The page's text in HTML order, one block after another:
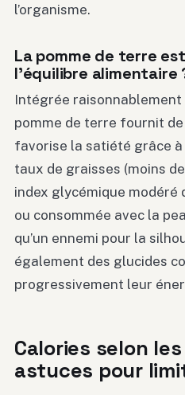
l’organisme.
La pomme de terre
l’équilibre alimentaire
Intégrée raisonnablement
pomme de terre fournit de
favorise la satiété grâce
taux de graisses (moins
index glycémique
ou consommée avec la
qu’un ennemi pour la
également des glucides
progressivement leur
Calories selon
astuces pour